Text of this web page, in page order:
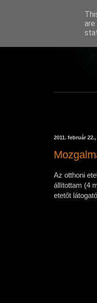
2011. február
Az otthoni
állítottam (4
etetőt